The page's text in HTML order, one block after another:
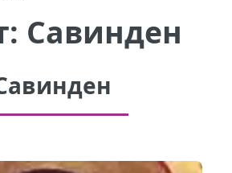
Савинден